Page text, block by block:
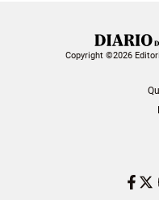
Copyright ©2026